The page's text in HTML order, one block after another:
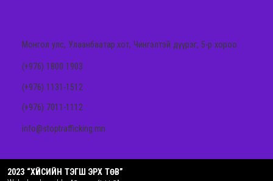
Монгол улс, Улаанбаатар хот, Чингэлтэй дүүрэг, 5-р хороо
(+976) 1800 1903
(+976) 1131-1512
(+976) 7011-1112
info@stoptrafficking.mn
2023 “ХҮЙСИЙН ТЭГШ ЭРХ ТӨВ”